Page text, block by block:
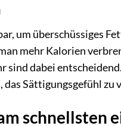
um überschüssiges
mehr Kalorien
sind dabei
Sättigungsgefühl
schnellsten